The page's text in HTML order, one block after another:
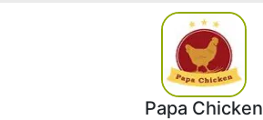
Papa Chicken